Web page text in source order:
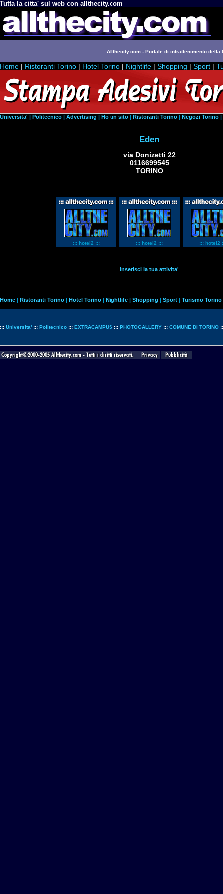
Tutta la citta' sul web con allthecity.com
Allthecity.com - Portale di intrattenimento della
Home | Ristoranti Torino | Hotel Torino | Nightlife | Shopping | Sport |
Universita' | Politecnico | Advertising | Ho un sito | Ristoranti Torino | Negozi Torino |
Eden
via Donizetti 22
0116699545
TORINO
::: hotel2 ::: ::: hotel2 ::: ::: hotel2
Inserisci la tua attivita'
Home | Ristoranti Torino | Hotel Torino | Nightlife | Shopping | Sport | Turismo Torino
::: Universita' ::: Politecnico ::: EXTRACAMPUS ::: PHOTOGALLERY ::: COMUNE DI TORINO